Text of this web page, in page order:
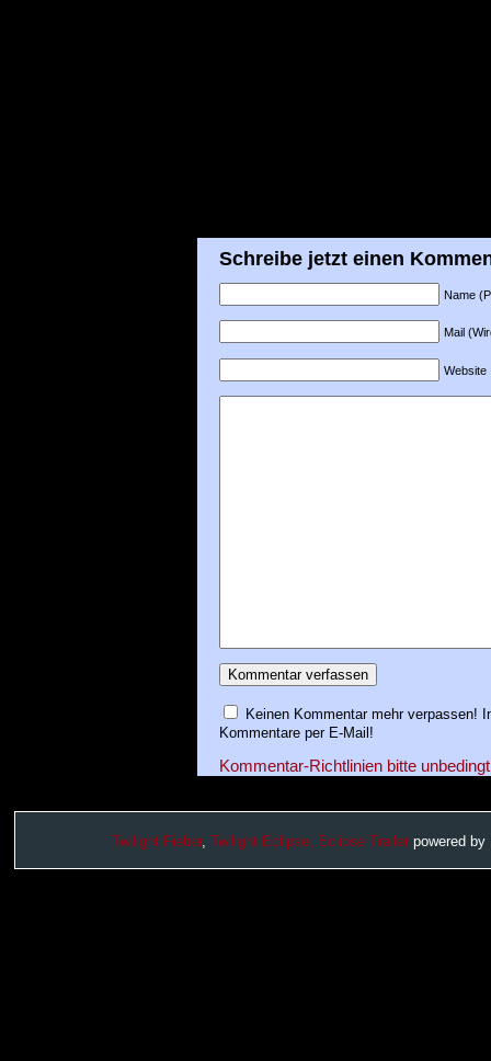
Schreibe jetzt einen
Name
Mail
Website
Keinen Kommentar mehr verpassen!
Kommentare per E-Mail!
Kommentar-Richtlinien bitte
Twilight Fieber, Twilight Eclipse, Eclipse Trailer powered by